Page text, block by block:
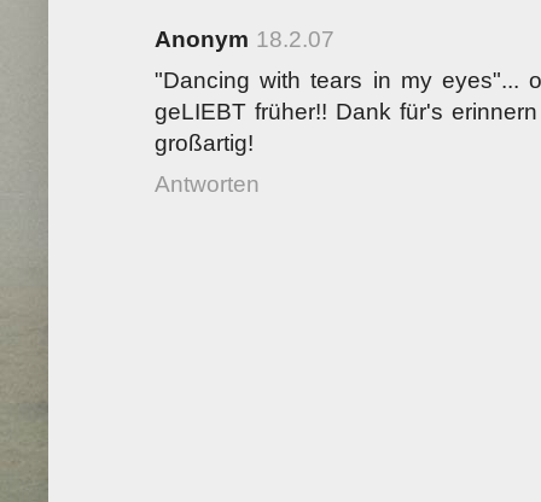
Anonym 18.2.07
"Dancing with tears in my eyes"...
geLIEBT früher!! Dank für's
großartig!
Antworten